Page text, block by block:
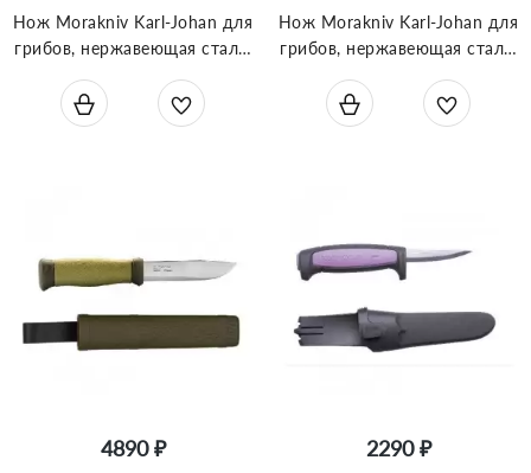
Нож Morakniv Karl-Johan для
грибов, нержавеющая сталь,
конского волоса, 12206
Нож Morakniv Karl-Johan для
грибов, нержавеющая сталь,
конского волоса, 10906
4890 ₽ 2290 ₽